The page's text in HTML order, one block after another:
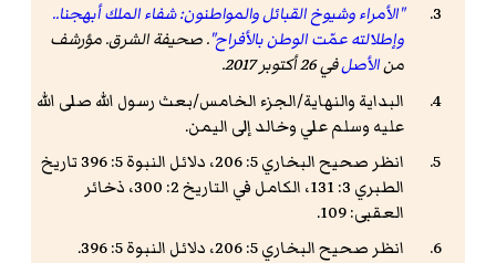
"الأمراء وشيوخ القبائل والمواطنون: شفاء الملك أبهجنا..
وإطلالته عمّت الوطن بالأفراح".صحيفة الشرق. مؤرشف
منالأصلفي 26 أكتوبر 2017
.
البداية والنهاية/الجزء الخامس/بعث رسول الله صلى الله
عليه وسلم علي وخالد إلى اليمن.
انظر صحيح البخاري 5: 206، دلائل النبوة 5: 396 تاريخ
الطبري 3: 131، الكامل في التاريخ 2: 300، ذخائر
العقبى: 109.
انظر صحيح البخاري 5: 206، دلائل النبوة 5: 396.